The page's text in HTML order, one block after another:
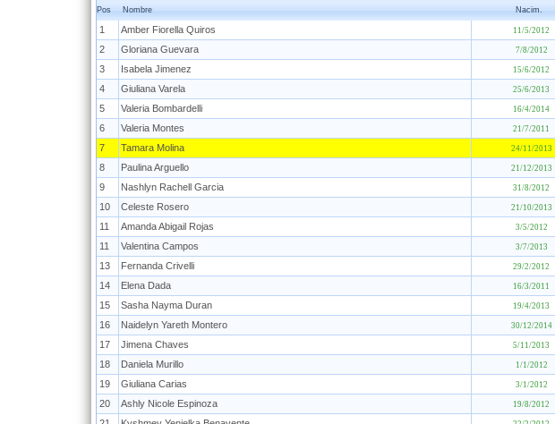
Pos Nombre Nacim.
1 Amber Fiorella Quiros 11/5/2012
2
Gloriana Guevara 7/8/2012
3
Isabela Jimenez 15/6/2012
4
Giuliana Varela 25/6/2013
5
Valeria Bombardelli 16/4/2014
6
Valeria Montes 21/7/2011
7
Tamara Molina 24/11/2013
8
Paulina Arguello 21/12/2013
9
Nashlyn Rachell Garcia 31/8/2012
10
Celeste Rosero 21/10/2013
11
Amanda Abigail Rojas 3/5/2012
11
Valentina Campos 3/7/2013
13
Fernanda Crivelli 29/2/2012
14
Elena Dada 16/3/2011
15
Sasha Nayma Duran 19/4/2013
16
Naidelyn Yareth Montero 30/12/2014
17
Jimena Chaves 5/11/2013
18
Daniela Murillo 1/1/2012
19
Giuliana Carias 3/1/2012
20
Ashly Nicole Espinoza 19/8/2012